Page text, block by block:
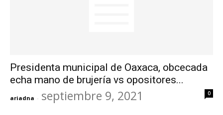
Presidenta municipal de Oaxaca, obcecada
echa mano de brujería vs opositores...
ariadna - septiembre 9, 2021 0